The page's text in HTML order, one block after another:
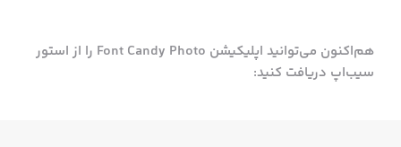
هم‌اکنون می‌توانید اپلیکیشن Font Candy Photo را از استور
سیب‌اپ دریافت کنید: